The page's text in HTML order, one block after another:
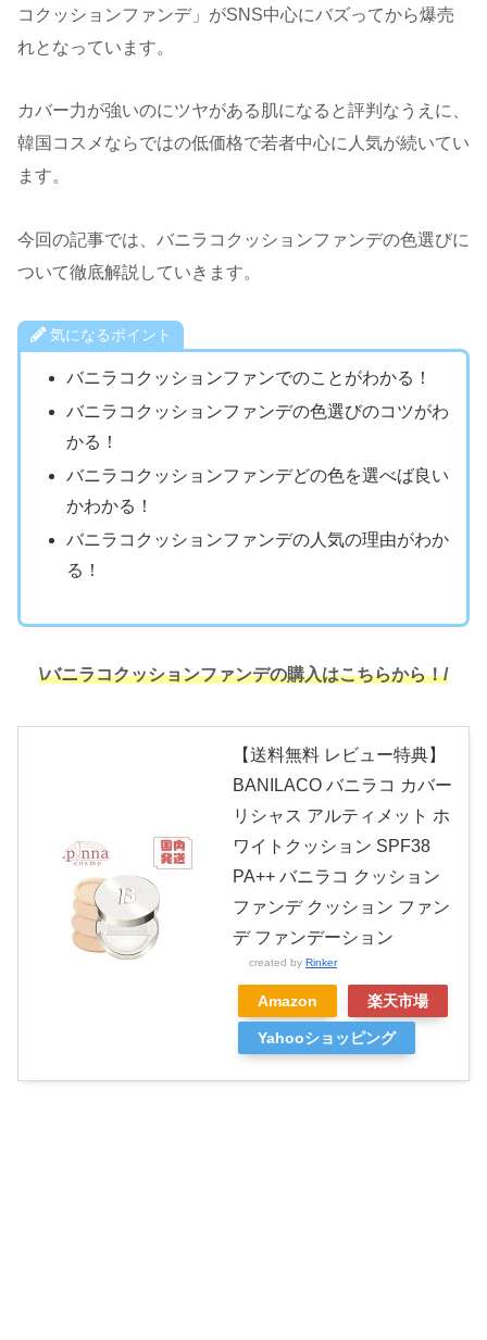
コクッションファンデ」がSNS中心にバズってから爆売
れとなっています。
カバー力が強いのにツヤがある肌になると評判なうえに、
韓国コスメならではの低価格で若者中心に人気が続いてい
ます。
今回の記事では、バニラコクッションファンデの色選びに
ついて徹底解説していきます。
気になるポイント
バニラコクッションファンでのことがわかる！
バニラコクッションファンデの色選びのコツがわ
かる！
バニラコクッションファンデどの色を選べば良い
かわかる！
バニラコクッションファンデの人気の理由がわか
る！
\バニラコクッションファンデの購入はこちらから！/
【送料無料 レビュー特典】
BANILACO バニラコ カバー
リシャス アルティメット ホ
ワイトクッション SPF38
PA++ バニラコ クッション
ファンデ クッション ファン
デ ファンデーション
created by Rinker
Amazon 楽天市場
Yahooショッピング